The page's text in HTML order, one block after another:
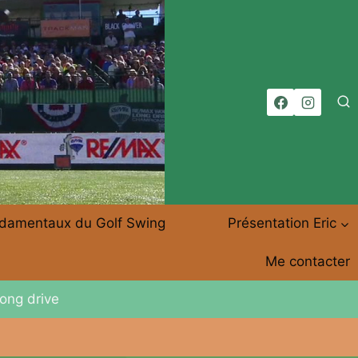
du Golf Swing Présentation Eric
Me contacter
drive